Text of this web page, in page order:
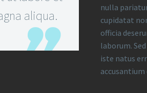
aliqua.
nulla
cupidatat
officia
laborum.
iste natus